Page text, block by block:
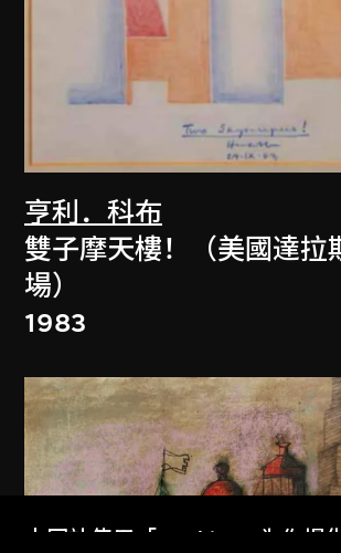
亨利．科布
雙子摩天樓！（美國達拉
場）
1983
本网站使用「Cookies」为你提